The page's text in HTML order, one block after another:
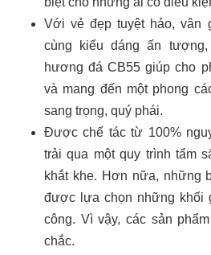
Với vẻ đẹp tuyệt hảo, vân
cùng kiểu dáng ấn
hương đá CB55 giúp cho
và mang đến một phong
sang trọng, quý phái.
Được chế tác từ 100%
trải qua một quy trình tẩm
khắt khe. Hơn nữa, những
được lựa chọn những khối
công. Vì vậy, các sản
chắc.